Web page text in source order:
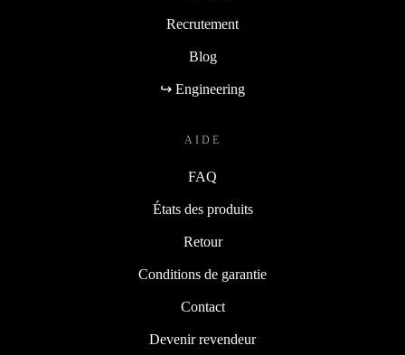
Recrutement
Blog
↪ Engineering
AIDE
FAQ
États des produits
Retour
Conditions de garantie
Contact
Devenir revendeur